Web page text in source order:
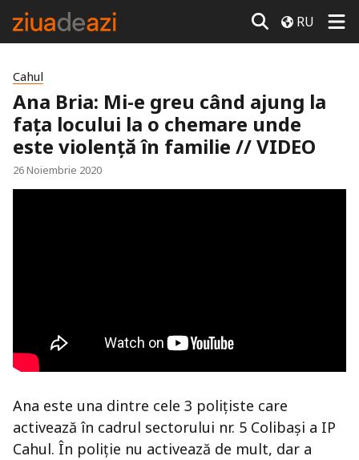
RU
Cahul
Ana Bria: Mi-e greu când ajung la
fața locului la o chemare unde
este violență în familie // VIDEO
26 Noiembrie 2020
Ana este una dintre cele 3 polițiste care
activează în cadrul sectorului nr. 5 Colibași a IP
Cahul. În poliție nu activează de mult, dar a